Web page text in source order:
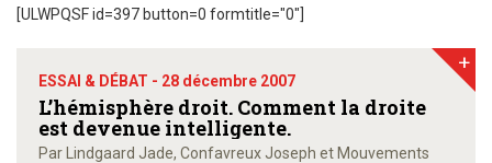
LES NUMÉROS
ACHAT/ABONNEMENT
CONTACT
[ULWPQSF id=397 button=0 formtitle="0"]
ESSAI & DÉBAT - 28 décembre 2007
L’hémisphère droit. Comment la droite
est devenue intelligente.
Par Lindgaard Jade, Confavreux Joseph et Mouvements
+